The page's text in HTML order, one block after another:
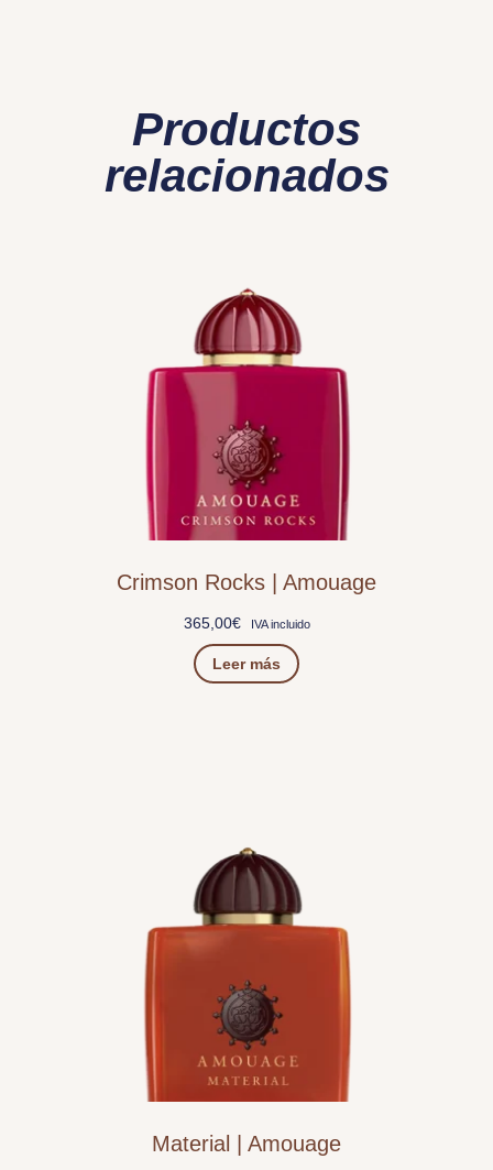
Productos
relacionados
Crimson Rocks | Amouage
365,00€ IVA incluido
Leer más
Material | Amouage